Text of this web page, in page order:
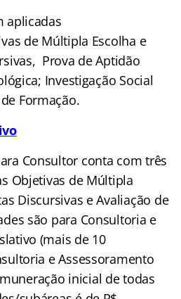
aplicadas
de Múltipla Escolha e
Prova de Aptidão
Investigação Social
Formação.
Consultor conta com três
Objetivas de Múltipla
Discursivas e Avaliação de
são para Consultoria e
(mais de 10
e Assessoramento
inicial de todas